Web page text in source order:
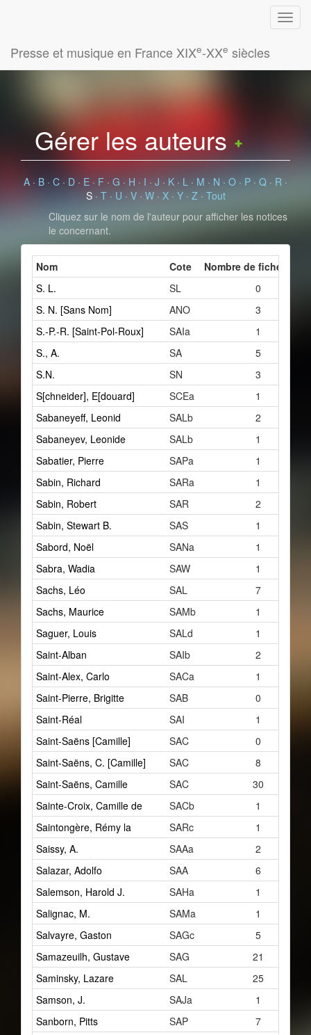
Presse et musique en France XIXe-XXe siècles
Gérer les auteurs
A · B · C · D · E · F · G · H · I · J · K · L · M · N · O · P · Q · R ·
S· T· U · V· W· X· Y· Z · Tout
Cliquez sur le nom de l'auteur pour afficher les notices
le concernant.
Nom Cote
Nombre de fiches
S. L.
SL
0
S. N. [Sans Nom]
ANO
3
S.-P.-R. [Saint-Pol-Roux]
SAIa
1
S., A.
SA
5
S.N.
SN
3
S[chneider], E[douard]
SCEa
1
Sabaneyeff, Leonid
SALb
2
Sabaneyev, Leonide
SALb
1
Sabatier, Pierre
SAPa
1
Sabin, Richard
SARa
1
Sabin, Robert
SAR
2
Sabin, Stewart B.
SAS
1
Sabord, Noël
SANa
1
Sabra, Wadia
SAW
1
Sachs, Léo
SAL
7
Sachs, Maurice
SAMb
1
Saguer, Louis
SALd
1
Saint-Alban
SAIb
2
Saint-Alex, Carlo
SACa
1
Saint-Pierre, Brigitte
SAB
0
Saint-Réal
SAI
1
Saint-Saëns [Camille]
SAC
0
Saint-Saëns, C. [Camille]
SAC
8
Saint-Saëns, Camille
SAC
30
Sainte-Croix, Camille de
SACb
1
Saintongère, Rémy la
SARc
1
Saissy, A.
SAAa
2
Salazar, Adolfo
SAA
6
Salemson, Harold J.
SAHa
1
Salignac, M.
SAMa
1
Salvayre, Gaston
SAGc
5
Samazeuilh, Gustave
SAG
21
Saminsky, Lazare
SAL
25
Samson, J.
SAJa
1
Sanborn, Pitts
SAP
7